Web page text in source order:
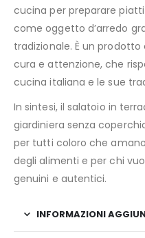
cucina per preparare
come oggetto d’arredo
tradizionale. È un
cura e attenzione, che
cucina italiana e le sue
In sintesi, il salatoio in
giardiniera senza
per tutti coloro che
degli alimenti e per chi
genuini e autentici.
INFORMAZIONI